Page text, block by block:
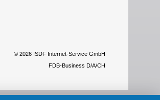
© 2026 ISDF Internet-Service GmbH
FDB-Business D/A/CH